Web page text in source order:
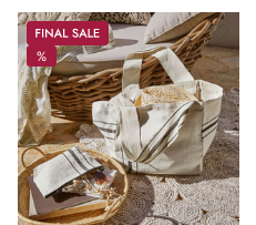
Sale
%
%